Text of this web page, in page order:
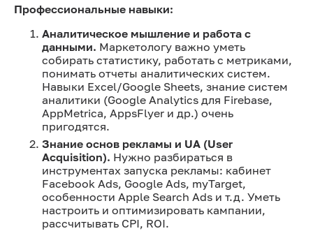
Профессиональные навыки:
Аналитическое мышление и работа с
данными. Маркетологу важно уметь
собирать статистику, работать с метриками,
понимать отчеты аналитических систем.
Навыки Excel/Google Sheets, знание систем
аналитики (Google Analytics для Firebase,
AppMetrica, AppsFlyer и др.) очень
пригодятся.
Знание основ рекламы и UA (User
Acquisition). Нужно разбираться в
инструментах запуска рекламы: кабинет
Facebook Ads, Google Ads, myTarget,
особенности Apple Search Ads и т.д. Уметь
настроить и оптимизировать кампании,
рассчитывать CPI, ROI.